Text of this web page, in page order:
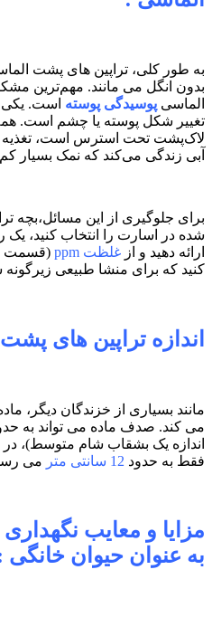
به طور کلی، تراپین های پشت
بدون انگل می مانند. مهم‌ترین
الماسی پوسیدگی پوسته است. یکی
تغییر شکل پوسته یا چشم است.
لاک‌پشت تحت استرس است، تغذیه
آبی زندگی می‌کند که نمک بسیار کم
برای جلوگیری از این مسائل،بچه
شده در اسارت را انتخاب کنید، یک
ارائه دهید و از غلظت ppm (قسمت
کنید که برای منشا طبیعی
اندازه تراپین های
مانند بسیاری از خزندگان دیگر،
می کند. صدف ماده می تواند به
اندازه یک بشقاب شام متوسط)،
فقط به حدود 12 سانتی متر می
مزایا و معایب نگهداری
به عنوان حیوان خانگی